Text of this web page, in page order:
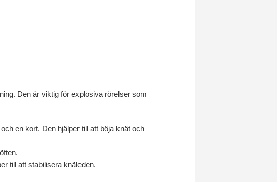
Den är viktig för explosiva rörelser som
en kort. Den hjälper till att böja knät och
till att stabilisera knäleden.